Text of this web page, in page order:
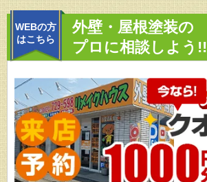
WEBの方
はこちら
外壁・屋根塗装の
プロに相談しよう!!